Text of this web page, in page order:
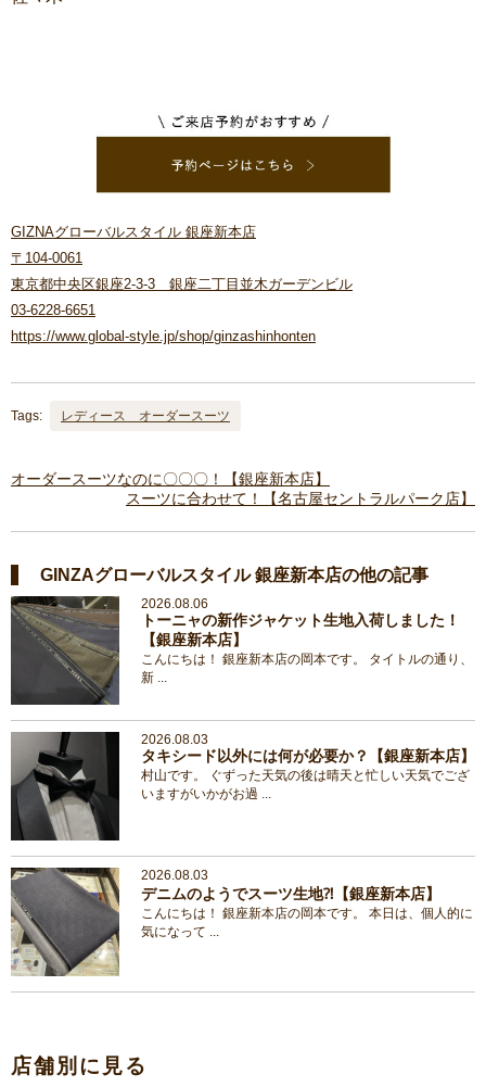
GIZNAグローバルスタイル 銀座新本店
〒104-0061
東京都中央区銀座2-3-3 銀座二丁目並木ガーデンビル
03-6228-6651
https://www.global-style.jp/shop/ginzashinhonten
Tags: レディース オーダースーツ
オーダースーツなのに〇〇〇！【銀座新本店】
スーツに合わせて！【名古屋セントラルパーク店】
GINZAグローバルスタイル 銀座新本店の他の記事
2026.08.06
トーニャの新作ジャケット生地入荷しました！
【銀座新本店】
こんにちは！ 銀座新本店の岡本です。 タイトルの通り、
新 ...
2026.08.03
タキシード以外には何が必要か？【銀座新本店】
村山です。 ぐずった天気の後は晴天と忙しい天気でござ
いますがいかがお過 ...
2026.08.03
デニムのようでスーツ生地⁈【銀座新本店】
こんにちは！ 銀座新本店の岡本です。 本日は、個人的に
気になって ...
店舗別に見る